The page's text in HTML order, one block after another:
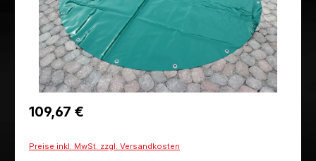
Regulärer Preis:
109,67 €
Preise inkl. MwSt. zzgl. Versandkosten